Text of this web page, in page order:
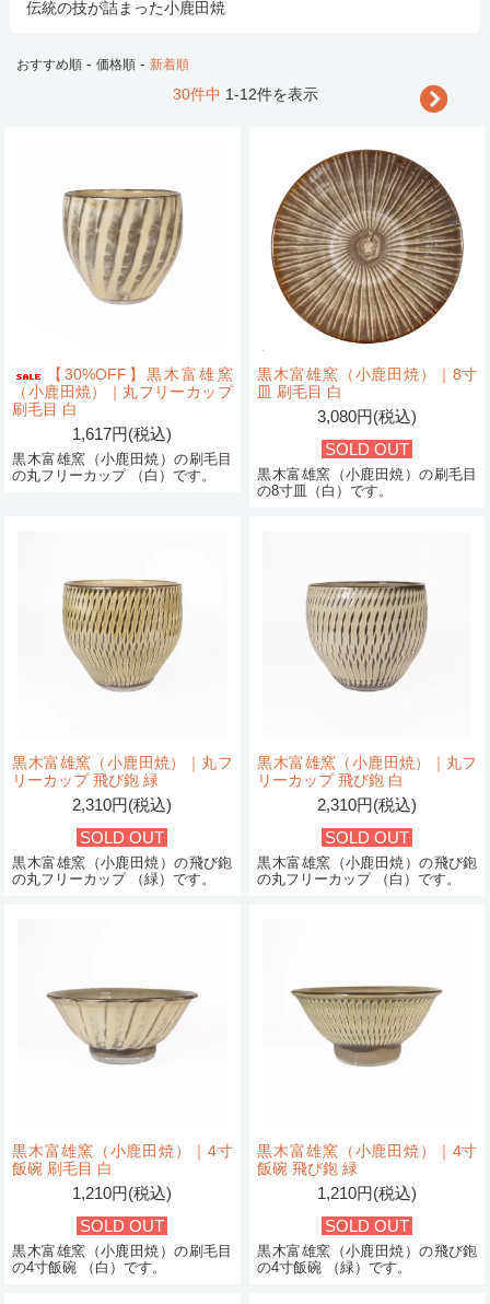
伝統の技が詰まった小鹿田焼
おすすめ順 - 価格順 - 新着順
30件中 1-12件を表示
【30%OFF】黒木富雄窯
（小鹿田焼）｜丸フリーカップ
刷毛目 白
1,617円(税込)
黒木富雄窯（小鹿田焼）の刷毛目
の丸フリーカップ （白）です。
黒木富雄窯（小鹿田焼）｜8寸
皿 刷毛目 白
3,080円(税込)
SOLD OUT
黒木富雄窯（小鹿田焼）の刷毛目
の8寸皿（白）です。
黒木富雄窯（小鹿田焼）｜丸フ
リーカップ 飛び鉋 緑
2,310円(税込)
SOLD OUT
黒木富雄窯（小鹿田焼）の飛び鉋
の丸フリーカップ （緑）です。
黒木富雄窯（小鹿田焼）｜丸フ
リーカップ 飛び鉋 白
2,310円(税込)
SOLD OUT
黒木富雄窯（小鹿田焼）の飛び鉋
の丸フリーカップ （白）です。
黒木富雄窯（小鹿田焼）｜4寸
飯碗 刷毛目 白
1,210円(税込)
SOLD OUT
黒木富雄窯（小鹿田焼）の刷毛目
の4寸飯碗 （白）です。
黒木富雄窯（小鹿田焼）｜4寸
飯碗 飛び鉋 緑
1,210円(税込)
SOLD OUT
黒木富雄窯（小鹿田焼）の飛び鉋
の4寸飯碗 （緑）です。